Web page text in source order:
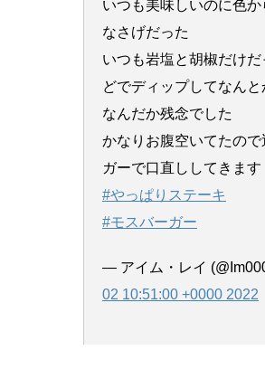
いつも美味しいのに色か
なさげだった
いつも岩塩と胡椒だけ
どでディップしてなんと
なんだか残念でした
かなりお腹空いてたの
ガーで口直ししてきます
#やっぱりステーキ
#モスバーガー
— アイム・レイ
02 10:51:00 +0000 2022